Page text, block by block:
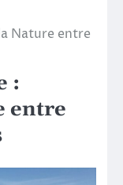
Nature entre
:
entre